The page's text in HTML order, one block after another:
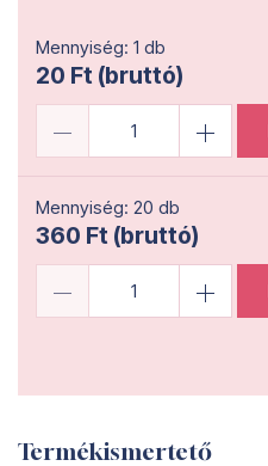
Mennyiség: 1 db
20 Ft (bruttó)
Mennyiség: 20 db
360 Ft (bruttó)
Termékismertető